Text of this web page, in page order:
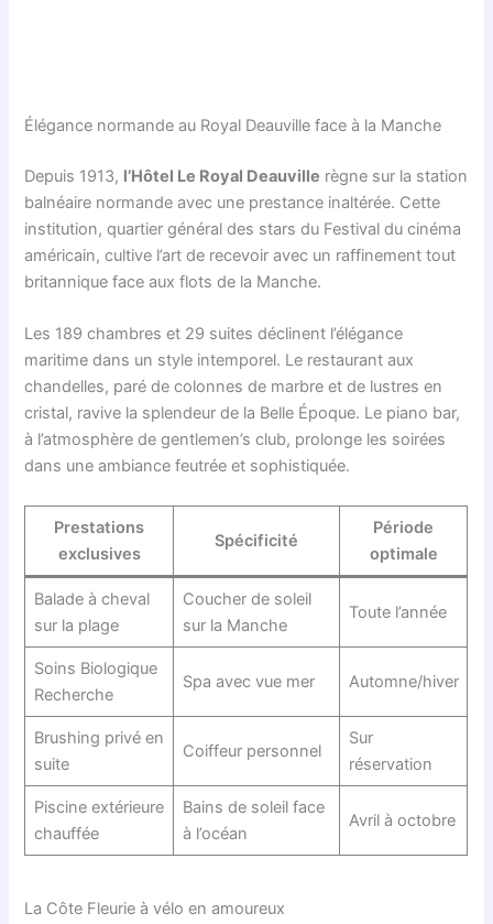
Élégance normande au Royal Deauville face à la Manche
Depuis 1913, l’Hôtel Le Royal Deauville règne sur la station
balnéaire normande avec une prestance inaltérée. Cette
institution, quartier général des stars du Festival du cinéma
américain, cultive l’art de recevoir avec un raffinement tout
britannique face aux flots de la Manche.
Les 189 chambres et 29 suites déclinent l’élégance
maritime dans un style intemporel. Le restaurant aux
chandelles, paré de colonnes de marbre et de lustres en
cristal, ravive la splendeur de la Belle Époque. Le piano bar,
à l’atmosphère de gentlemen’s club, prolonge les soirées
dans une ambiance feutrée et sophistiquée.
Prestations
exclusives
Spécificité
Période
optimale
Balade à cheval
sur la plage
Coucher de soleil
sur la Manche
Toute l’année
Soins Biologique
Recherche
Spa avec vue mer Automne/hiver
Brushing privé en
suite
Coiffeur personnel
Sur
réservation
Piscine extérieure
chauffée
Bains de soleil face
à l’océan
Avril à octobre
La Côte Fleurie à vélo en amoureux